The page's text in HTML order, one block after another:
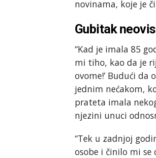
novinama, koje je
Gubitak
“Kad je imala 85
mi tiho, kao da je
ovome!’ Budući
jednim nećakom,
prateta imala
njezini unuci
“Tek u zadnjoj
osobe i činilo mi